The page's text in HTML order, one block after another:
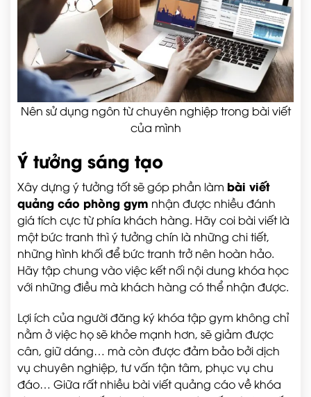
Nên sử dụng ngôn từ chuyên nghiệp trong bài viết
của mình
Ý tưởng sáng tạo
Xây dựng ý tưởng tốt sẽ góp phần làm bài viết
quảng cáo phòng gym nhận được nhiều đánh
giá tích cực từ phía khách hàng. Hãy coi bài viết là
một bức tranh thì ý tưởng chín là những chi tiết,
những hình khối để bức tranh trở nên hoàn hảo.
Hãy tập chung vào việc kết nối nội dung khóa học
với những điều mà khách hàng có thể nhận được.
Lợi ích của người đăng ký khóa tập gym không chỉ
nằm ở việc họ sẽ khỏe mạnh hơn, sẽ giảm được
cân, giữ dáng… mà còn được đảm bảo bởi dịch
vụ chuyên nghiệp, tư vấn tận tâm, phục vụ chu
đáo… Giữa rất nhiều bài viết quảng cáo về khóa